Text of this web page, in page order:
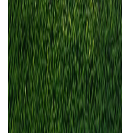
Middlesbrough
West Bromwich Albion
2
0
1 okt 2024
West Bromwich Albion
Middlesbrough
0 1
23 dec 2023
Middlesbrough